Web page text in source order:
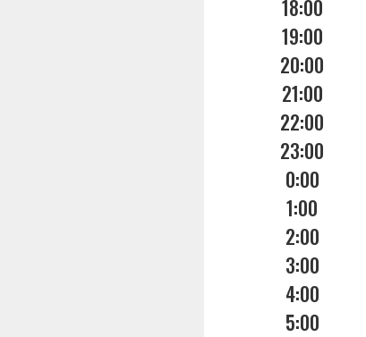
18:00
19:00
20:00
21:00
22:00
23:00
0:00
1:00
2:00
3:00
4:00
5:00